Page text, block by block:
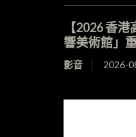
【2026 香
響美術館」
影音 2026-